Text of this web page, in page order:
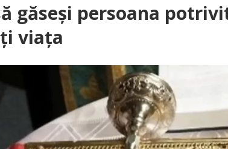
găseși persoana
viața